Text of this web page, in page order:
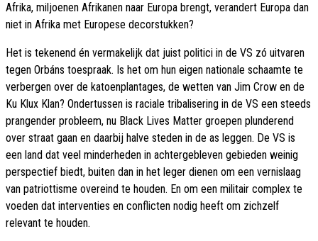
Afrika, miljoenen Afrikanen naar Europa brengt, verandert Europa dan
niet in Afrika met Europese decorstukken?
Het is tekenend én vermakelijk dat juist politici in de VS zó uitvaren
tegen Orbáns toespraak. Is het om hun eigen nationale schaamte te
verbergen over de katoenplantages, de wetten van Jim Crow en de
Ku Klux Klan? Ondertussen is raciale tribalisering in de VS een steeds
prangender probleem, nu Black Lives Matter groepen plunderend
over straat gaan en daarbij halve steden in de as leggen. De VS is
een land dat veel minderheden in achtergebleven gebieden weinig
perspectief biedt, buiten dan in het leger dienen om een vernislaag
van patriottisme overeind te houden. En om een militair complex te
voeden dat interventies en conflicten nodig heeft om zichzelf
relevant te houden.